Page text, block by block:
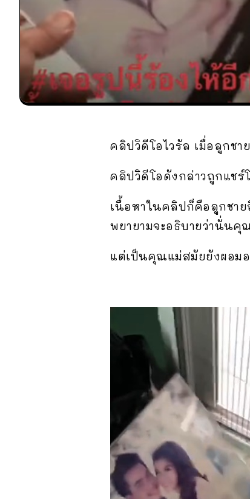
คลิปวิดีโอไวรัล เมื่อลูกช
คลิปวิดีโอดังกล่าวถูกแชร์
เนื้อหาในคลิปก็คือลูกชา
พยายามจะอธิบายว่านั่นคุ
แต่เป็นคุณแม่สมัยยังผอม